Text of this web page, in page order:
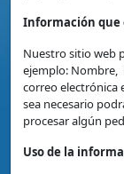
Información que
Nuestro sitio web
ejemplo: Nombre,
correo electrónica
sea necesario
procesar algún
Uso de la